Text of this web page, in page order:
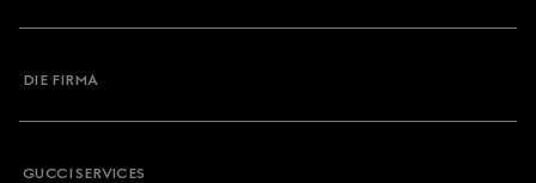
DIE FIRMA
GUCCI SERVICES